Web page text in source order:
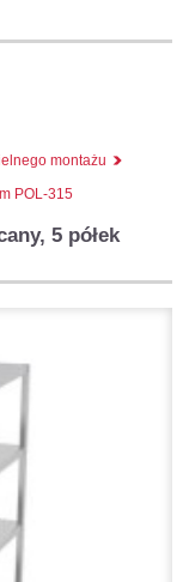
montażu
POL-315
5 półek